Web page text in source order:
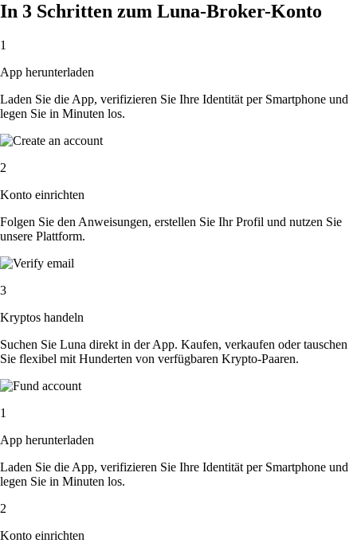
In 3 Schritten zum Luna-Broker-Konto
1
App herunterladen
Laden Sie die App, verifizieren Sie Ihre Identität per Smartphone und
legen Sie in Minuten los.
2
Konto einrichten
Folgen Sie den Anweisungen, erstellen Sie Ihr Profil und nutzen Sie
unsere Plattform.
3
Kryptos handeln
Suchen Sie Luna direkt in der App. Kaufen, verkaufen oder tauschen
Sie flexibel mit Hunderten von verfügbaren Krypto-Paaren.
1
App herunterladen
Laden Sie die App, verifizieren Sie Ihre Identität per Smartphone und
legen Sie in Minuten los.
2
Konto einrichten